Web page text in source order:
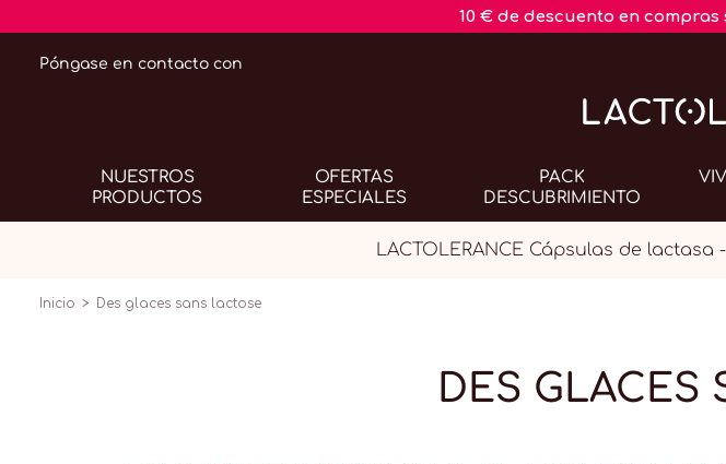
10 € de descuento en
Póngase en contacto con
NUESTROS
PRODUCTOS
OFERTAS
ESPECIALES
PACK
DESCUBRIMIENTO
LACTOLERANCE Cápsulas de
Inicio Des glaces sans lactose
DES GLACES